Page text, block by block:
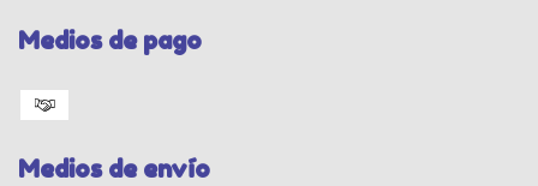
Medios de pago
Medios de envío